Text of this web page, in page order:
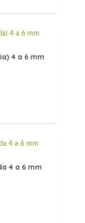
4 a 6 mm
4 a 6 mm